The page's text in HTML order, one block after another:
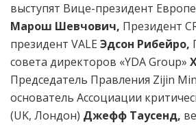
выступят Вице-президент
Марош Шевчович, Президент
президент VALE Эдсон Рибейро,
совета директоров «YDA Group»
Председатель Правления Zijin
основатель Ассоциации
(UK, Лондон) Джефф Таусенд,